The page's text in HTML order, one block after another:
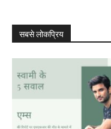
सबसे लोकप्रिय